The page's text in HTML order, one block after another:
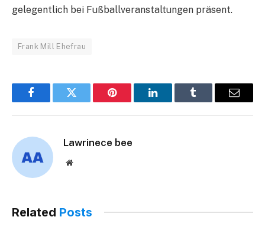
gelegentlich bei Fußballveranstaltungen präsent.
Frank Mill Ehefrau
FacebookTwitter Pinterest LinkedInTumblr Email
Lawrinece bee
Website
Related Posts